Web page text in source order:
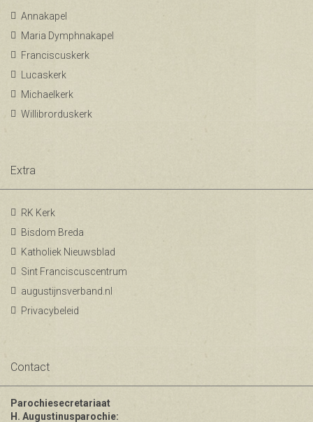
Annakapel
Maria Dymphnakapel
Franciscuskerk
Lucaskerk
Michaelkerk
Willibrorduskerk
Extra
RK Kerk
Bisdom Breda
Katholiek Nieuwsblad
Sint Franciscuscentrum
augustijnsverband.nl
Privacybeleid
Contact
Parochiesecretariaat
H. Augustinusparochie: